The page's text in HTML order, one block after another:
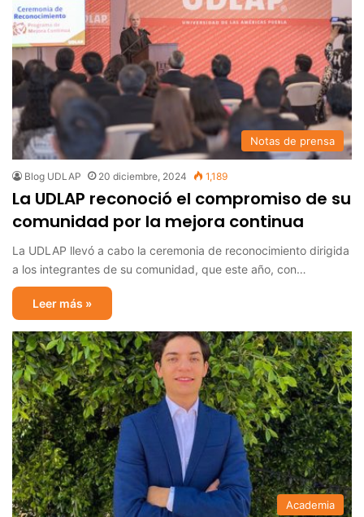
Notas de prensa
Blog UDLAP 20 diciembre, 2024 1,189
La UDLAP reconoció el compromiso de su
comunidad por la mejora continua
La UDLAP llevó a cabo la ceremonia de reconocimiento dirigida
a los integrantes de su comunidad, que este año, con…
Leer más »
Academia